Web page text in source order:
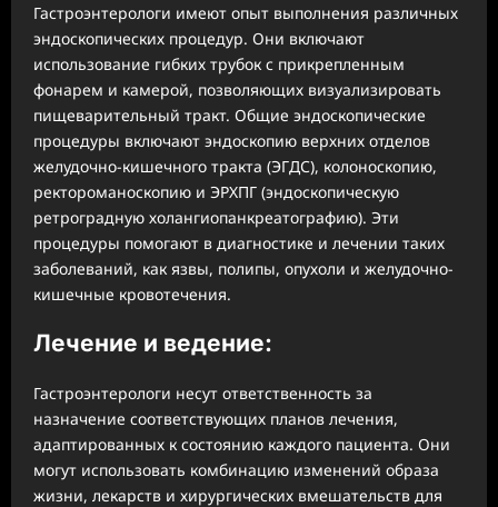
Гастроэнтерологи имеют опыт выполнения различных
эндоскопических процедур. Они включают
использование гибких трубок с прикрепленным
фонарем и камерой, позволяющих визуализировать
пищеварительный тракт. Общие эндоскопические
процедуры включают эндоскопию верхних отделов
желудочно-кишечного тракта (ЭГДС), колоноскопию,
ректороманоскопию и ЭРХПГ (эндоскопическую
ретроградную холангиопанкреатографию). Эти
процедуры помогают в диагностике и лечении таких
заболеваний, как язвы, полипы, опухоли и желудочно-
кишечные кровотечения.
Лечение и ведение:
Гастроэнтерологи несут ответственность за
назначение соответствующих планов лечения,
адаптированных к состоянию каждого пациента. Они
могут использовать комбинацию изменений образа
жизни, лекарств и хирургических вмешательств для